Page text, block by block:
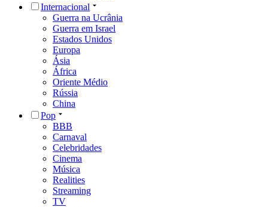
Internacional
Guerra na Ucrânia
Guerra em Israel
Estados Unidos
Europa
Ásia
África
Oriente Médio
Rússia
China
Pop
BBB
Carnaval
Celebridades
Cinema
Música
Realities
Streaming
TV